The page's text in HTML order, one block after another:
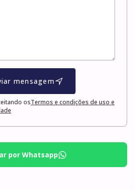
mensagem
osTermos e condições de uso e
por Whatsapp